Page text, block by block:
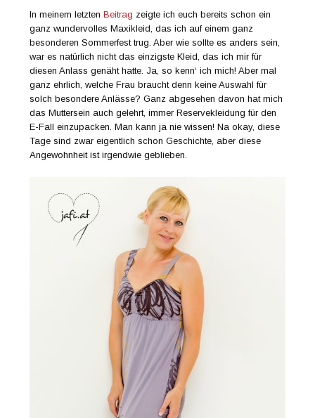
In meinem letztenBeitrag zeigte ich euch bereits schon ein
ganz wundervolles Maxikleid, das ich auf einem ganz
besonderen Sommerfest trug. Aber wie sollte es anders sein,
war es natürlich nicht das einzigste Kleid, das ich mir für
diesen Anlass genäht hatte. Ja, so kenn‘ ich mich! Aber mal
ganz ehrlich, welche Frau braucht denn keine Auswahl für
solch besondere Anlässe? Ganz abgesehen davon hat mich
das Muttersein auch gelehrt, immer Reservekleidung für den
E-Fall einzupacken. Man kann ja nie wissen! Na okay, diese
Tage sind zwar eigentlich schon Geschichte, aber diese
Angewohnheit ist irgendwie geblieben.